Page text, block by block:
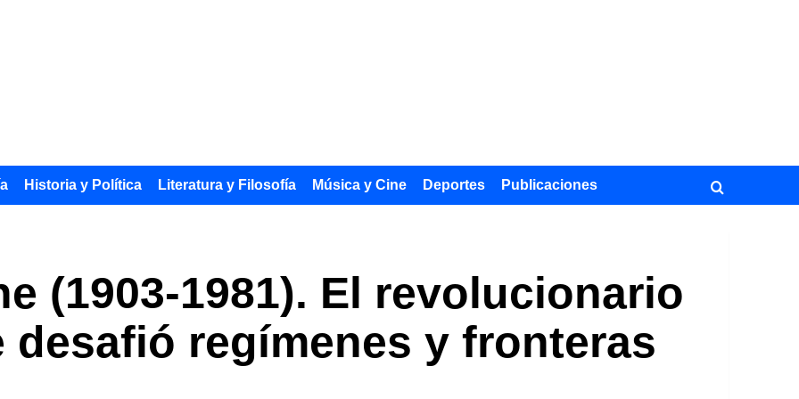
Historia y Política Literatura y Filosofía Música y Cine Deportes Publicaciones
(1903-1981). El revolucionario
desafió regímenes y fronteras